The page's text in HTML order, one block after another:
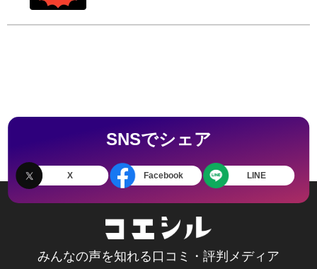
にしてください。
SNSでシェア
X Facebook LINE
みんなの声を知れる口コミ・評判メディア